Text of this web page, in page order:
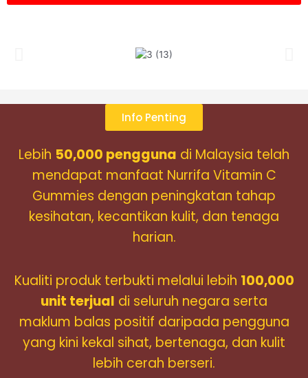
Info Penting
Lebih 50,000 pengguna di Malaysia telah
mendapat manfaat Nurrifa Vitamin C
Gummies dengan peningkatan tahap
kesihatan, kecantikan kulit, dan tenaga
harian.
Kualiti produk terbukti melalui lebih 100,000
unit terjual di seluruh negara serta
maklum balas positif daripada pengguna
yang kini kekal sihat, bertenaga, dan kulit
lebih cerah berseri.